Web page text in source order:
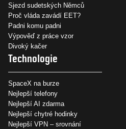
Sjezd sudetských Němců
Proč vláda zavádí EET?
Padni komu padni
Výpověď z práce vzor
Divoký kačer
Technologie
SpaceX na burze
Nejlepší telefony
Nejlepší AI zdarma
Nejlepší chytré hodinky
Nejlepší VPN – srovnání